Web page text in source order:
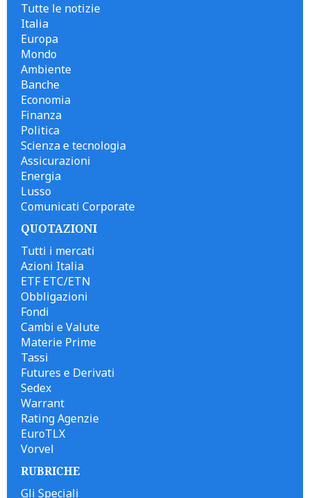
Tutte le notizie
Italia
Europa
Mondo
Ambiente
Banche
Economia
Finanza
Politica
Scienza e tecnologia
Assicurazioni
Energia
Lusso
Comunicati Corporate
QUOTAZIONI
Tutti i mercati
Azioni Italia
ETF ETC/ETN
Obbligazioni
Fondi
Cambi e Valute
Materie Prime
Tassi
Futures e Derivati
Sedex
Warrant
Rating Agenzie
EuroTLX
Vorvel
RUBRICHE
Gli Speciali